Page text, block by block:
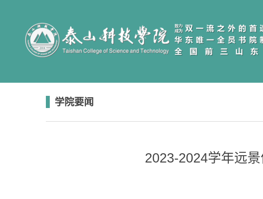
学院要闻
2023-2024学年远